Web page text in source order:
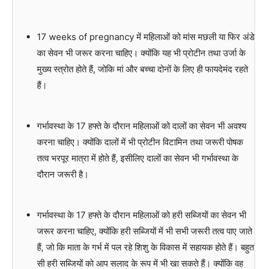
17 weeks of pregnancy में महिलाओं को मांस मछली या फिर अंडे
का सेवन भी जरूर करना चाहिए। क्योंकि यह भी प्रोटीन तथा उर्जा के
मुख्य स्त्रोत होते हैं, जोकि मां और बच्चा दोनों के लिए ही फायदेमंद रहते
हैं।
गर्भावस्था के 17 हफ्ते के दौरान महिलाओं को दालों का सेवन भी अवश्य
करना चाहिए। क्योंकि दालों में भी प्रोटीन विटामिन तथा जरूरी पोषक
तत्व भरपूर मात्रा में होते हैं, इसीलिए दालों का सेवन भी गर्भावस्था के
दौरान जरूरी है।
गर्भावस्था के 17 हफ्ते के दौरान महिलाओं को हरी सब्जियों का सेवन भी
जरूर करना चाहिए, क्योंकि हरी सब्जियों में भी सभी जरूरी तत्व पाए जाते
हैं, जो कि माता के गर्भ में पल रहे शिशु के विकास में सहायक होते हैं। बहुत
सी हरी सब्जियों को आप सलाद के रूप में भी खा सकते हैं। क्योंकि वह